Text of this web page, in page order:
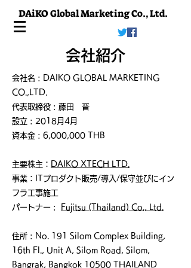
DAiKO Global Marketing Co., Ltd.
会社紹介
会社名 : DAIKO GLOBAL MARKETING
CO.,LTD.
代表取締役 : 藤田 晋
​設立 : 2018月4月
資本金 : 6,000,000 THB
主要株主：
DAIKO XTECH LTD.
​事業：ITプロダクト販売/導入/保守並びにイン
フラ工事施工
パートナー :
Fujitsu (Thailand) Co., Ltd.
住所 :
No. 191 Silom Complex Building,
16th Fl., Unit A, Silom Road, Silom,
Bangrak, Bangkok 10500 THAILAND